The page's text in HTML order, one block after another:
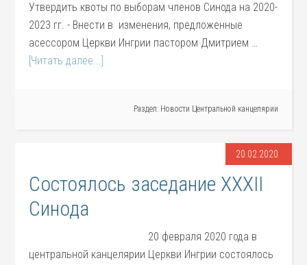
Утвердить квоты по выборам членов Синода на 2020-
2023 гг. - Внести в изменения, предложенные
асессором Церкви Ингрии пастором Дмитрием …
[Читать далее...]
Раздел: Новости Центральной канцелярии
20.02.2020
Состоялось заседание XXXII
Синода
20 февраля 2020 года в
центральной канцелярии Церкви Ингрии состоялось